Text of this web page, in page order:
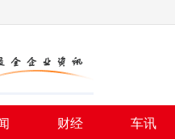
财经 车讯